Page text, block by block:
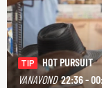
TIP
HOT PURSUIT
VANAVOND 22:36 -